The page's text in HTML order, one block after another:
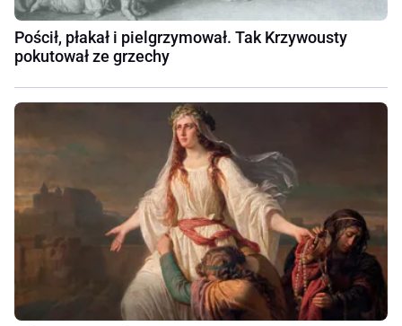
Pościł, płakał i pielgrzymował. Tak Krzywousty
pokutował ze grzechy